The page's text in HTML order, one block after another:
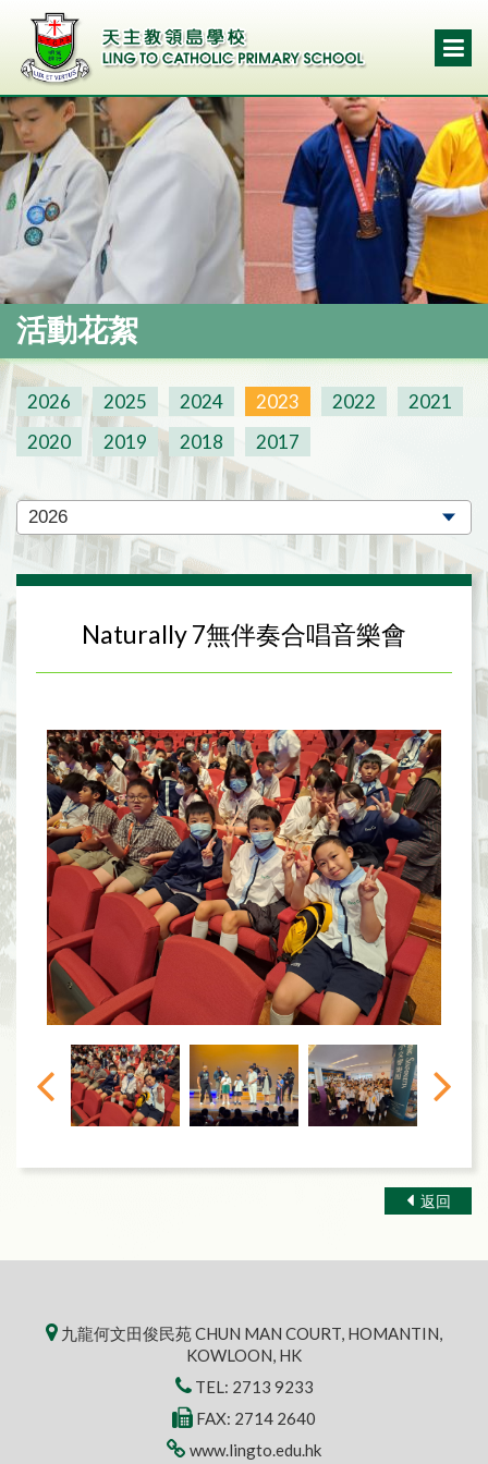
活動花絮
2026 2025 2024 2023 2022
2021
2020
2019 2018 2017
Naturally 7無伴奏合唱音樂會
返回
九龍何文田俊民苑 CHUN MAN COURT, HOMANTIN,
KOWLOON, HK
TEL: 2713 9233
FAX: 2714 2640
www.lingto.edu.hk